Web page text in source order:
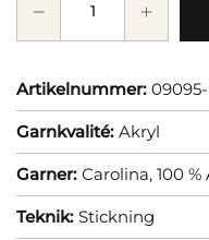
Artikelnummer:
Garnkvalité: Akryl
Garner: Carolina, 100
Teknik: Stickning